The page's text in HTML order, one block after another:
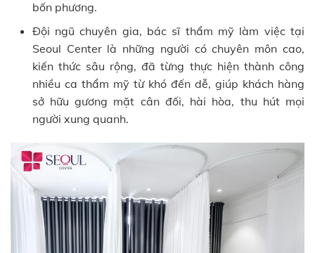
bốn phương.
Đội ngũ chuyên gia, bác sĩ thẩm mỹ làm việc tại
Seoul Center là những người có chuyên môn cao,
kiến thức sâu rộng, đã từng thực hiện thành công
nhiều ca thẩm mỹ từ khó đến dễ, giúp khách hàng
sở hữu gương mặt cân đối, hài hòa, thu hút mọi
người xung quanh.